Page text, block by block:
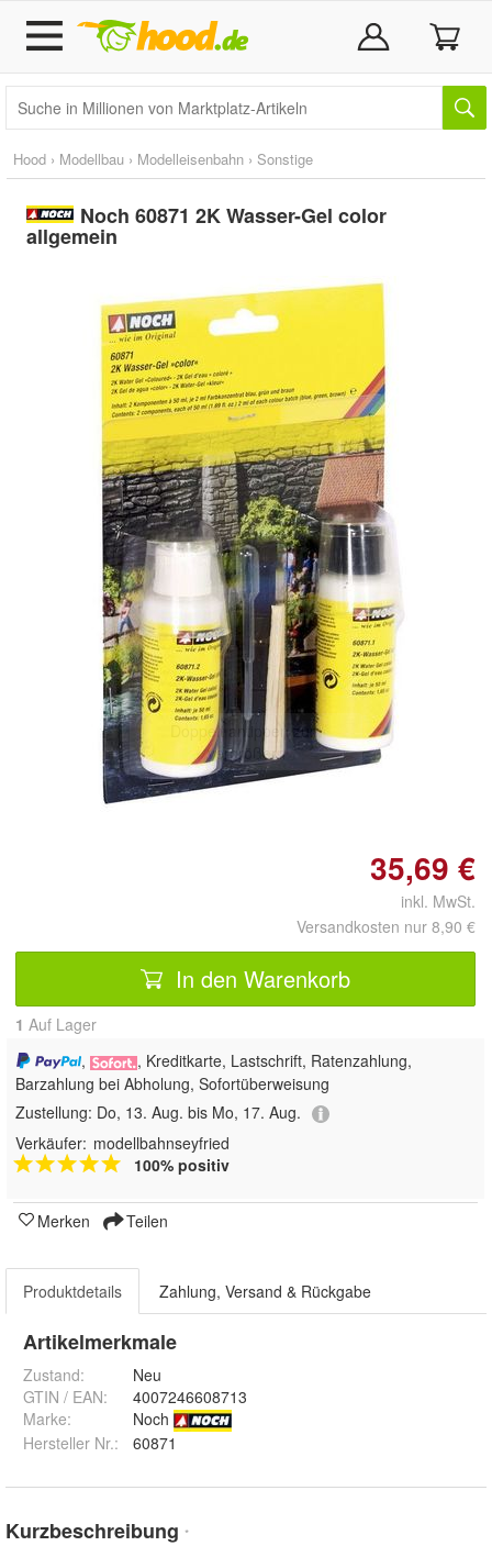
Hood › Modellbau › Modelleisenbahn › Sonstige
Noch 60871 2K Wasser-Gel color
allgemein
Doppelt antippen zum
vergrößern
35,69 €
inkl. MwSt.
Versandkosten nur 8,90 €
In den Warenkorb
1 Auf Lager
,
, Kreditkarte, Lastschrift, Ratenzahlung,
Barzahlung bei Abholung, Sofortüberweisung
Zustellung: Do, 13. Aug. bis Mo, 17. Aug.
Verkäufer: modellbahnseyfried
100% positiv
Merken Teilen
Produktdetails Zahlung, Versand & Rückgabe
Artikelmerkmale
Zustand:
Neu
GTIN / EAN:
4007246608713
Marke:
Noch
Hersteller Nr.:
60871
Kurzbeschreibung *